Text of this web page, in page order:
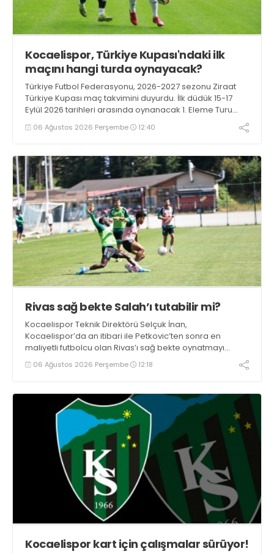
Kocaelispor, Türkiye Kupası'ndaki ilk
maçını hangi turda oynayacak?
Türkiye Futbol Federasyonu, 2026-2027 sezonu Ziraat
Türkiye Kupası maç takvimini duyurdu. İlk düdük 15-17
Eylül 2026 tarihleri arasında oynanacak 1. Eleme Turu
karşılaşmalarıyla çalacak.
06 Ağustos 2026 Perşembe 12:40
Rivas sağ bekte Salah’ı tutabilir mi?
Kocaelispor Teknik Direktörü Selçuk İnan,
Kocaelispor’da an itibari ile Petkovic’ten sonra en
maliyetli futbolcu olan Rivas’ı sağ bekte oynatmayı
düşünüyor.
06 Ağustos 2026 Perşembe 12:18
Kocaelispor kart için çalışmalar sürüyor!